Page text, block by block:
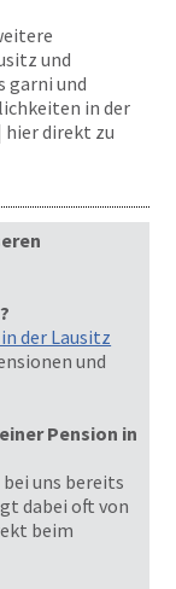
und
garni und
in der
hier direkt zu
der Lausitz
und
Pension in
uns bereits
dabei oft von
beim